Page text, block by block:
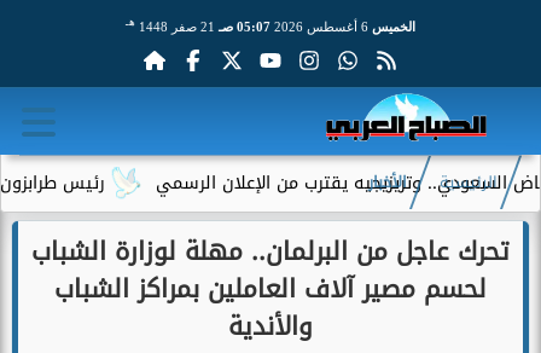
الخميس 05:07 صـ 21 صفر 1448 هـ
رئيس طرابزون سبور وتريزيجيه يقترب من الإعلان الرسمي
الرئيسية الأخبار
تحرك عاجل من البرلمان.. مهلة لوزارة الشباب
لحسم مصير آلاف العاملين بمراكز الشباب
والأندية